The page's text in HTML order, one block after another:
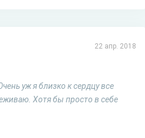
22 апр. 2018
уж я близко к сердцу все
Хотя бы просто в себе